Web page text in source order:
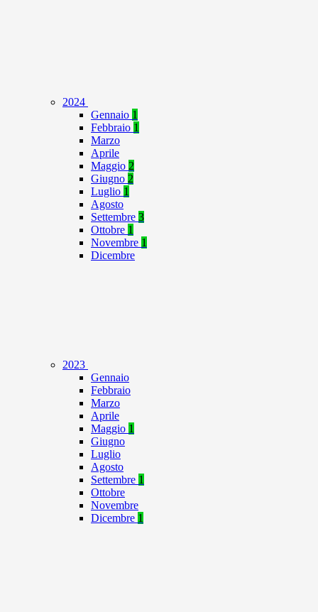
2024
Gennaio 1
Febbraio 1
Marzo
Aprile
Maggio 2
Giugno 2
Luglio 1
Agosto
Settembre 3
Ottobre 1
Novembre 1
Dicembre
2023
Gennaio
Febbraio
Marzo
Aprile
Maggio 1
Giugno
Luglio
Agosto
Settembre 1
Ottobre
Novembre
Dicembre 1